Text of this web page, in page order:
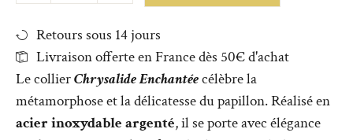
Retours sous 14 jours
Livraison offerte en France dès 50€ d'achat
Le collierChrysalide Enchantéecélèbre la
métamorphose et la délicatesse du papillon. Réalisé en
acier inoxydable argenté, il se porte avec élégance